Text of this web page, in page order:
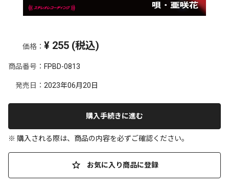
価格： ¥ 255 (税込)
商品番号： FPBD-0813
発売日： 2023年06月20日
購入手続きに進む
※ 購入される際は、商品の内容を必ずご確認ください。
お気に入り商品に登録